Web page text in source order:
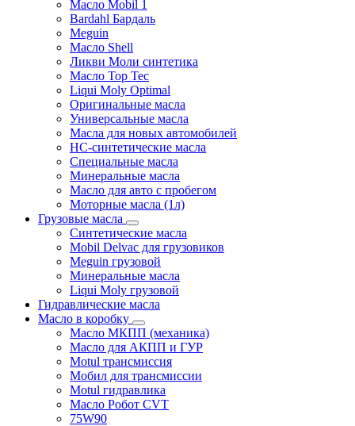
Масло Mobil 1
Bardahl Бардаль
Meguin
Масло Shell
Ликви Моли синтетика
Масло Top Tec
Liqui Moly Optimal
Оригинальные масла
Универсальные масла
Масла для новых автомобилей
HC-синтетические масла
Специальные масла
Минеральные масла
Масло для авто с пробегом
Моторные масла (1л)
Грузовые масла
Синтетические масла
Mobil Delvac для грузовиков
Meguin грузовой
Минеральные масла
Liqui Moly грузовой
Гидравлические масла
Масло в коробку
Масло МКПП (механика)
Масло для АКПП и ГУР
Motul трансмиссия
Мобил для трансмиссии
Motul гидравлика
Масло Робот CVT
75W90